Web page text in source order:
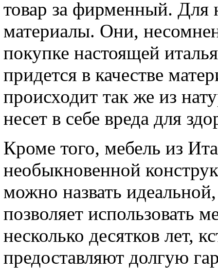
товар за фирменный. Для
материалы. Они,
покупке настоящей
придется в качестве
происходит так же из
несет в себе вреда для
Кроме того, мебель из
необыкновенной
можно назвать
позволяет использовать
несколько десятков лет,
предоставляют долгую